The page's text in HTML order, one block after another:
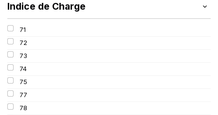
305
65
70
80
82
650
Indice de Charge
71
72
73
74
75
77
78